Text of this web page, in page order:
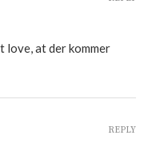
love, at der kommer
REPLY